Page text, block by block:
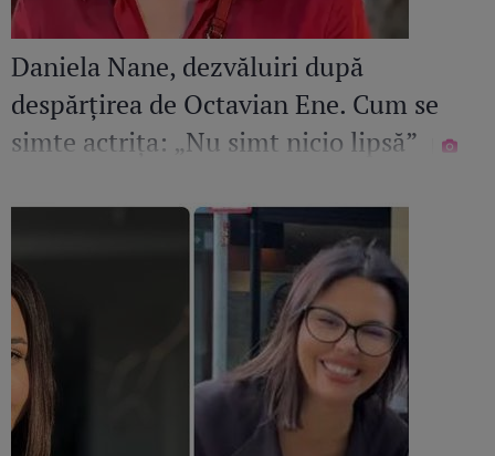
Daniela Nane, dezvăluiri după
despărțirea de Octavian Ene. Cum se
simte actrița: „Nu simt nicio lipsă”